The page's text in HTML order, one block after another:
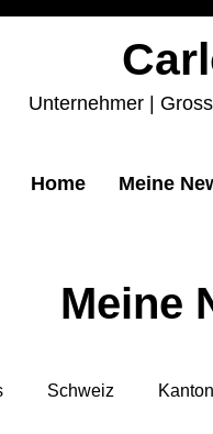
Unternehmer |
Home Meine
Meine
Schweiz